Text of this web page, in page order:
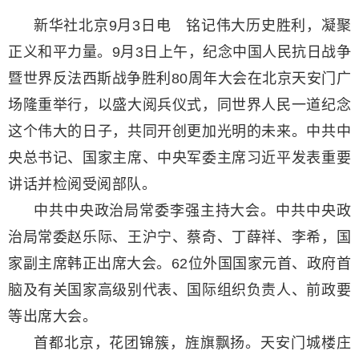
新华社北京9月3日电 铭记伟大历史胜利，凝聚
正义和平力量。9月3日上午，纪念中国人民抗日战争
暨世界反法西斯战争胜利80周年大会在北京天安门广
场隆重举行，以盛大阅兵仪式，同世界人民一道纪念
这个伟大的日子，共同开创更加光明的未来。中共中
央总书记、国家主席、中央军委主席习近平发表重要
讲话并检阅受阅部队。
中共中央政治局常委李强主持大会。中共中央政
治局常委赵乐际、王沪宁、蔡奇、丁薛祥、李希，国
家副主席韩正出席大会。62位外国国家元首、政府首
脑及有关国家高级别代表、国际组织负责人、前政要
等出席大会。
首都北京，花团锦簇，旌旗飘扬。天安门城楼庄